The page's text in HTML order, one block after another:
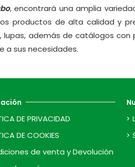
, encontrará una amplia
productos de alta calidad y
lupas, además de catálogos
a sus necesidades.
DE PRIVACIDAD
DE COOKIES
de venta y Devolución